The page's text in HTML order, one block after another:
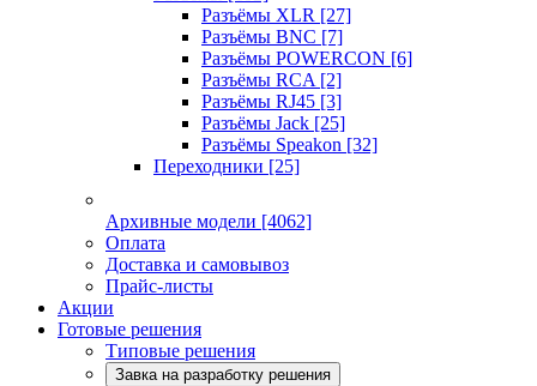
Разъёмы XLR [27]
Разъёмы BNC [7]
Разъёмы POWERCON [6]
Разъёмы RCA [2]
Разъёмы RJ45 [3]
Разъёмы Jack [25]
Разъёмы Speakon [32]
Переходники [25]
Архивные модели [4062]
Оплата
Доставка и самовывоз
Прайс-листы
Акции
Готовые решения
Типовые решения
Завка на разработку решения